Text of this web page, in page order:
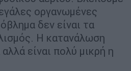
οργανωμένες
δεν είναι τα
Η κατανάλωση
είναι πολύ μικρή η